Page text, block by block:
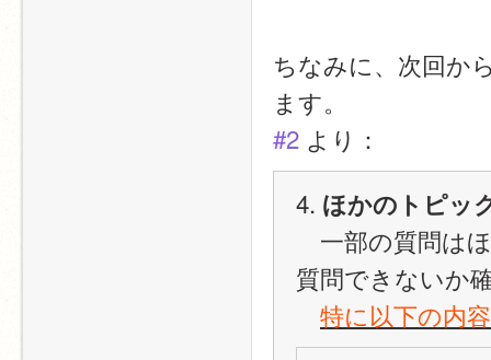
ちなみに、次回か
ます。
#2 より：
4. ほかのトピッ
一部の質問は
質問できないか
特に以下の内